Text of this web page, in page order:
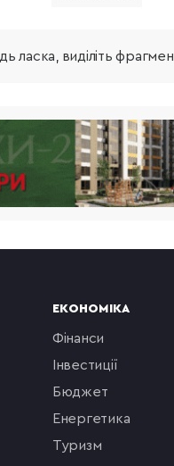
ласка, виділіть
ЕКОНОМІКА
фінанси
інвестиції
бюджет
енергетика
туризм